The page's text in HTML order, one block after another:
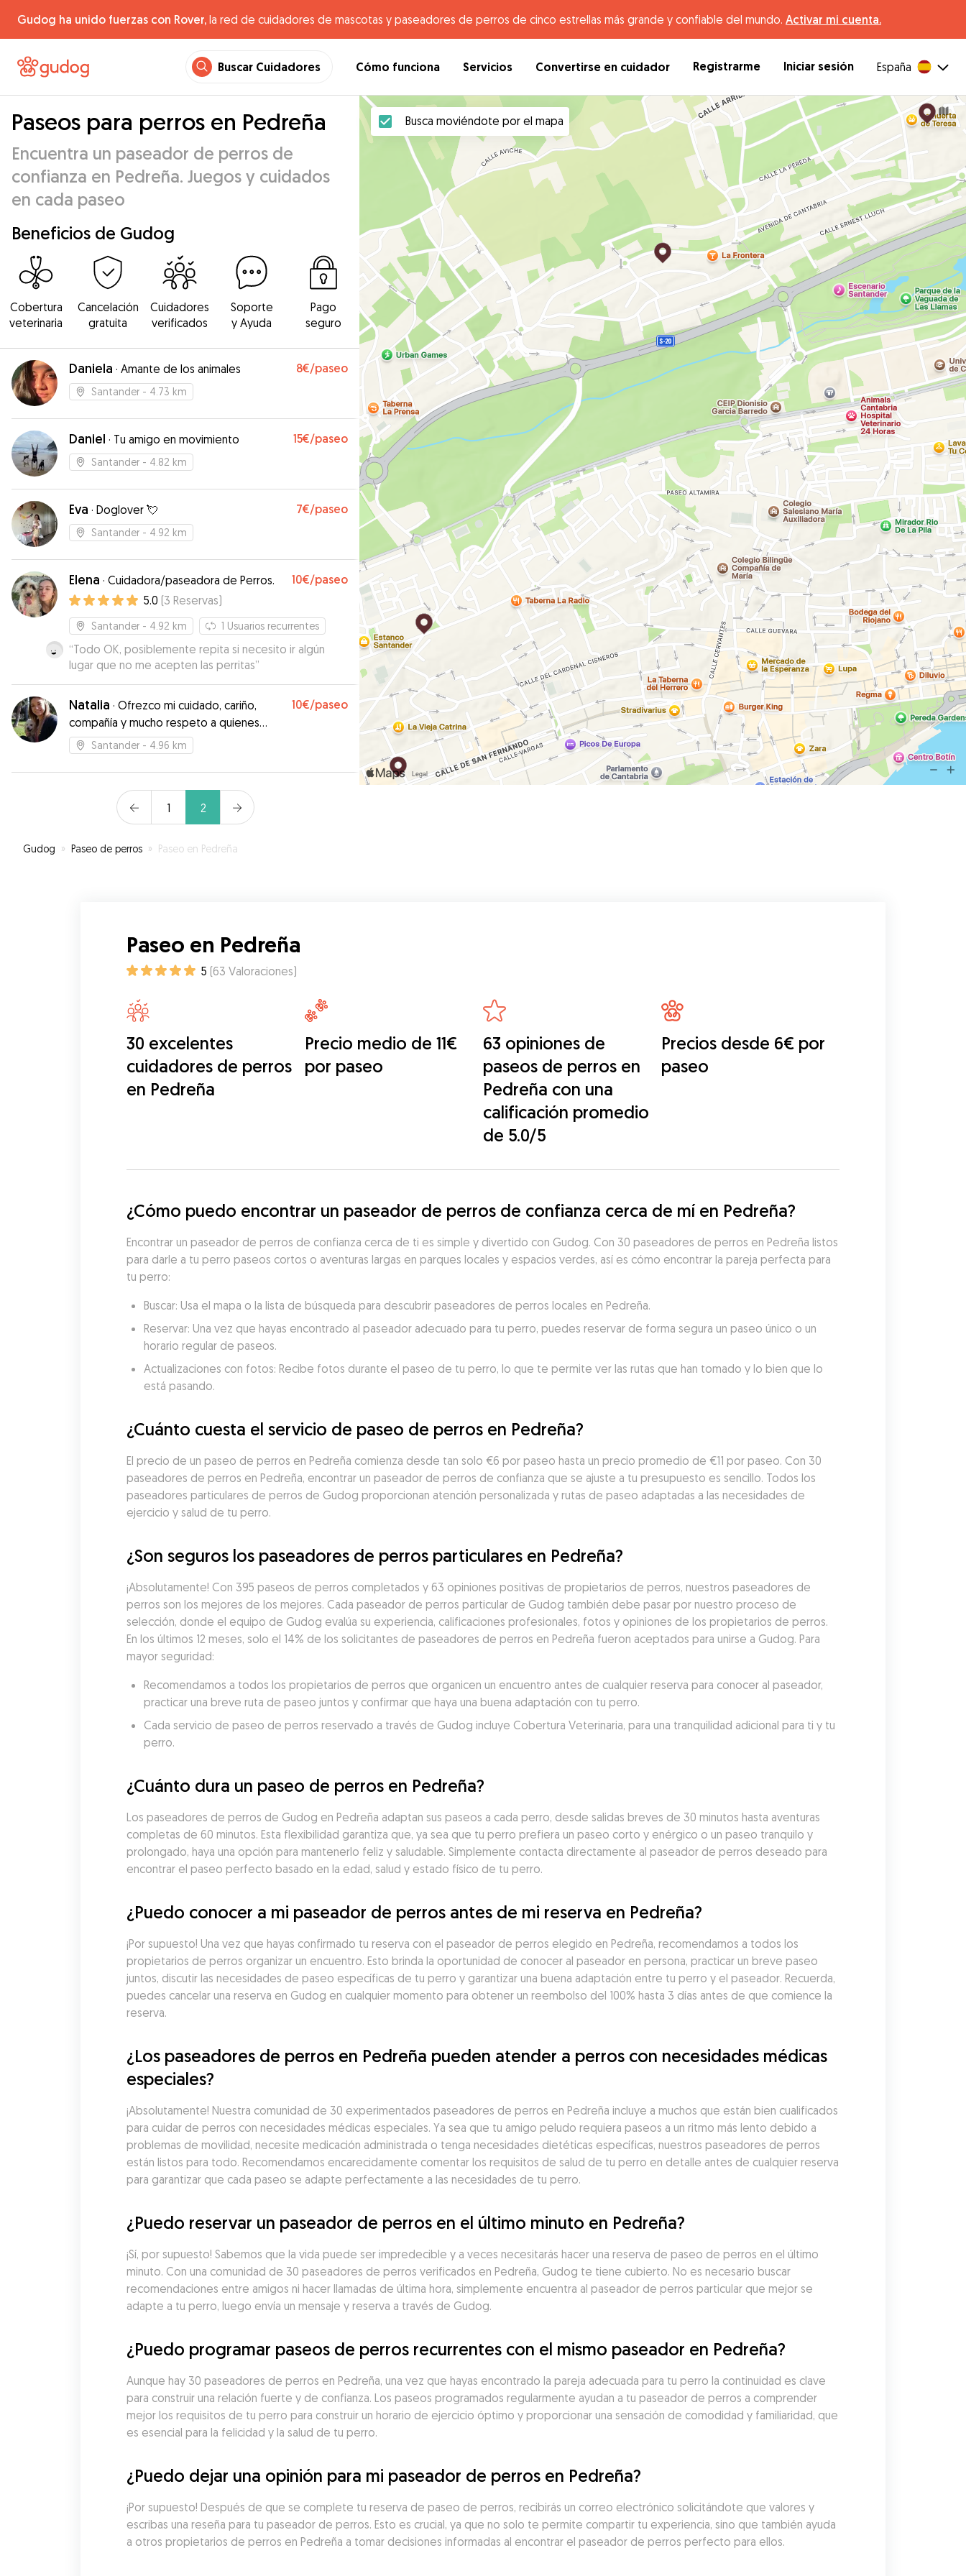
Gudog ha unido fuerzas con Rover, la red de cuidadores de mascotas y paseadores de perros de cinco estrellas más grande y confiable del mundo. Activar mi cuenta.
Buscar Cuidadores Cómo funciona Servicios Convertirse en cuidador Registrarme Iniciar sesión España
Paseos para perros en Pedreña
Encuentra un paseador de perros de
confianza en Pedreña. Juegos y cuidados
en cada paseo
Beneficios de Gudog
Cobertura
veterinaria
Cancelación
gratuita
Cuidadores
verificados
Soporte
y Ayuda
Pago
seguro
Daniela · Amante de los animales 8€/paseo
Santander - 4.73 km
Daniel · Tu amigo en movimiento 15€/paseo
Santander - 4.82 km
Eva · Doglover 💘 7€/paseo
Santander - 4.92 km
Elena · Cuidadora/paseadora de Perros. 10€/paseo
5.0 (3 Reservas)
Santander - 4.92 km 1 Usuarios recurrentes
“Todo OK, posiblemente repita si necesito ir algún
lugar que no me acepten las perritas”
Natalia · Ofrezco mi cuidado, cariño,
compañía y mucho respeto a quienes
forman tambien parte de la familia
10€/paseo
Santander - 4.96 km
1 2
Gudog » Paseo de perros » Paseo en Pedreña
Busca moviéndote por el mapa
Paseo en Pedreña
5 (63 Valoraciones)
30 excelentes
cuidadores de perros
en Pedreña
Precio medio de 11€
por paseo
63 opiniones de
paseos de perros en
Pedreña con una
calificación promedio
de 5.0/5
Precios desde 6€ por
paseo
¿Cómo puedo encontrar un paseador de perros de confianza cerca de mí en Pedreña?
Encontrar un paseador de perros de confianza cerca de ti es simple y divertido con Gudog. Con 30 paseadores de perros en Pedreña listos
para darle a tu perro paseos cortos o aventuras largas en parques locales y espacios verdes, así es cómo encontrar la pareja perfecta para
tu perro:
Buscar: Usa el mapa o la lista de búsqueda para descubrir paseadores de perros locales en Pedreña.
Reservar: Una vez que hayas encontrado al paseador adecuado para tu perro, puedes reservar de forma segura un paseo único o un
horario regular de paseos.
Actualizaciones con fotos: Recibe fotos durante el paseo de tu perro, lo que te permite ver las rutas que han tomado y lo bien que lo
está pasando.
¿Cuánto cuesta el servicio de paseo de perros en Pedreña?
El precio de un paseo de perros en Pedreña comienza desde tan solo €6 por paseo hasta un precio promedio de €11 por paseo. Con 30
paseadores de perros en Pedreña, encontrar un paseador de perros de confianza que se ajuste a tu presupuesto es sencillo. Todos los
paseadores particulares de perros de Gudog proporcionan atención personalizada y rutas de paseo adaptadas a las necesidades de
ejercicio y salud de tu perro.
¿Son seguros los paseadores de perros particulares en Pedreña?
¡Absolutamente! Con 395 paseos de perros completados y 63 opiniones positivas de propietarios de perros, nuestros paseadores de
perros son los mejores de los mejores. Cada paseador de perros particular de Gudog también debe pasar por nuestro proceso de
selección, donde el equipo de Gudog evalúa su experiencia, calificaciones profesionales, fotos y opiniones de los propietarios de perros.
En los últimos 12 meses, solo el 14% de los solicitantes de paseadores de perros en Pedreña fueron aceptados para unirse a Gudog. Para
mayor seguridad:
Recomendamos a todos los propietarios de perros que organicen un encuentro antes de cualquier reserva para conocer al paseador,
practicar una breve ruta de paseo juntos y confirmar que haya una buena adaptación con tu perro.
Cada servicio de paseo de perros reservado a través de Gudog incluye Cobertura Veterinaria, para una tranquilidad adicional para ti y tu
perro.
¿Cuánto dura un paseo de perros en Pedreña?
Los paseadores de perros de Gudog en Pedreña adaptan sus paseos a cada perro, desde salidas breves de 30 minutos hasta aventuras
completas de 60 minutos. Esta flexibilidad garantiza que, ya sea que tu perro prefiera un paseo corto y enérgico o un paseo tranquilo y
prolongado, haya una opción para mantenerlo feliz y saludable. Simplemente contacta directamente al paseador de perros deseado para
encontrar el paseo perfecto basado en la edad, salud y estado físico de tu perro.
¿Puedo conocer a mi paseador de perros antes de mi reserva en Pedreña?
¡Por supuesto! Una vez que hayas confirmado tu reserva con el paseador de perros elegido en Pedreña, recomendamos a todos los
propietarios de perros organizar un encuentro. Esto brinda la oportunidad de conocer al paseador en persona, practicar un breve paseo
juntos, discutir las necesidades de paseo específicas de tu perro y garantizar una buena adaptación entre tu perro y el paseador. Recuerda,
puedes cancelar una reserva en Gudog en cualquier momento para obtener un reembolso del 100% hasta 3 días antes de que comience la
reserva.
¿Los paseadores de perros en Pedreña pueden atender a perros con necesidades médicas
especiales?
¡Absolutamente! Nuestra comunidad de 30 experimentados paseadores de perros en Pedreña incluye a muchos que están bien cualificados
para cuidar de perros con necesidades médicas especiales. Ya sea que tu amigo peludo requiera paseos a un ritmo más lento debido a
problemas de movilidad, necesite medicación administrada o tenga necesidades dietéticas específicas, nuestros paseadores de perros
están listos para todo. Recomendamos encarecidamente comentar los requisitos de salud de tu perro en detalle antes de cualquier reserva
para garantizar que cada paseo se adapte perfectamente a las necesidades de tu perro.
¿Puedo reservar un paseador de perros en el último minuto en Pedreña?
¡Sí, por supuesto! Sabemos que la vida puede ser impredecible y a veces necesitarás hacer una reserva de paseo de perros en el último
minuto. Con una comunidad de 30 paseadores de perros verificados en Pedreña, Gudog te tiene cubierto. No es necesario buscar
recomendaciones entre amigos ni hacer llamadas de última hora, simplemente encuentra al paseador de perros particular que mejor se
adapte a tu perro, luego envía un mensaje y reserva a través de Gudog.
¿Puedo programar paseos de perros recurrentes con el mismo paseador en Pedreña?
Aunque hay 30 paseadores de perros en Pedreña, una vez que hayas encontrado la pareja adecuada para tu perro la continuidad es clave
para construir una relación fuerte y de confianza. Los paseos programados regularmente ayudan a tu paseador de perros a comprender
mejor los requisitos de tu perro para construir un horario de ejercicio óptimo y proporcionar una sensación de comodidad y familiaridad, que
es esencial para la felicidad y la salud de tu perro.
¿Puedo dejar una opinión para mi paseador de perros en Pedreña?
¡Por supuesto! Después de que se complete tu reserva de paseo de perros, recibirás un correo electrónico solicitándote que valores y
escribas una reseña para tu paseador de perros. Esto es crucial, ya que no solo te permite compartir tu experiencia, sino que también ayuda
a otros propietarios de perros en Pedreña a tomar decisiones informadas al encontrar el paseador de perros perfecto para ellos.